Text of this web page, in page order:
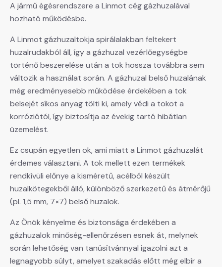
A jármű égésrendszere a Linmot cég gázhuzalával
hozható működésbe.
A Linmot gázhuzaltokja spirálalakban feltekert
huzalrudakból áll, így a gázhuzal vezérlőegységbe
történő beszerelése után a tok hossza továbbra sem
változik a használat során. A gázhuzal belső huzalának
még eredményesebb működése érdekében a tok
belsejét síkos anyag tölti ki, amely védi a tokot a
korróziótól, így biztosítja az évekig tartó hibátlan
üzemelést.
Ez csupán egyetlen ok, ami miatt a Linmot gázhuzalát
érdemes választani. A tok mellett ezen termékek
rendkívüli előnye a kisméretű, acélból készült
huzalkötegekből álló, különböző szerkezetű és átmérőjű
(pl. 1,5 mm, 7×7) belső huzalok.
Az Önök kényelme és biztonsága érdekében a
gázhuzalok minőség-ellenőrzésen esnek át, melynek
során lehetőség van tanúsítvánnyal igazolni azt a
legnagyobb súlyt, amelyet szakadás előtt még elbír a